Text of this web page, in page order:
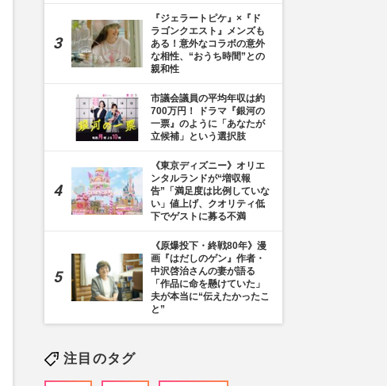
『ジェラートピケ』×『ド
ラゴンクエスト』メンズも
ある！意外なコラボの意外
な相性、“おうち時間”との
親和性
市議会議員の平均年収は約
700万円！ ドラマ『銀河の
一票』のように「あなたが
立候補」という選択肢
《東京ディズニー》オリエ
ンタルランドが“増収報
告”「満足度は比例していな
い」値上げ、クオリティ低
下でゲストに募る不満
《原爆投下・終戦80年》漫
画『はだしのゲン』作者・
中沢啓治さんの妻が語る
「作品に命を懸けていた」
夫が本当に“伝えたかったこ
と”
注目のタグ